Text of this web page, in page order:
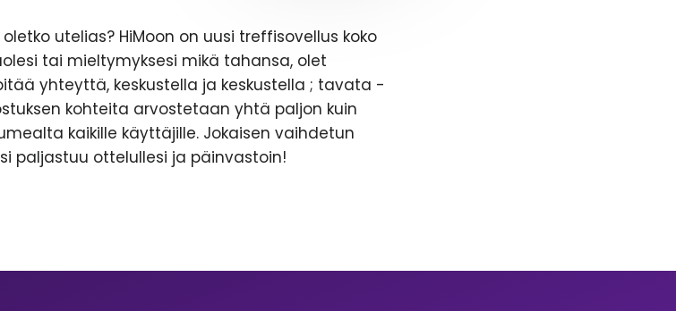
utelias? HiMoon on uusi treffisovellus koko
tai mieltymyksesi mikä tahansa, olet
yhteyttä, keskustella ja keskustella ; tavata -
kohteita arvostetaan yhtä paljon kuin
kaikille käyttäjille. Jokaisen vaihdetun
paljastuu ottelullesi ja päinvastoin!